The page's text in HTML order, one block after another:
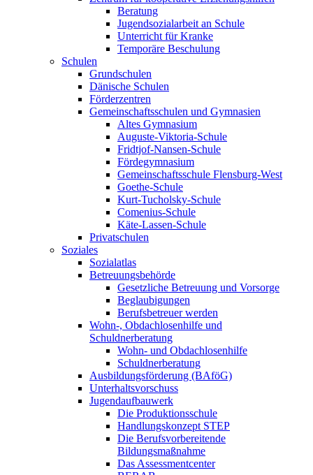
Beratung
Jugendsozialarbeit an Schule
Unterricht für Kranke
Temporäre Beschulung
Schulen
Grundschulen
Dänische Schulen
Förderzentren
Gemeinschaftsschulen und Gymnasien
Altes Gymnasium
Auguste-Viktoria-Schule
Fridtjof-Nansen-Schule
Fördegymnasium
Gemeinschaftsschule Flensburg-West
Goethe-Schule
Kurt-Tucholsky-Schule
Comenius-Schule
Käte-Lassen-Schule
Privatschulen
Soziales
Sozialatlas
Betreuungsbehörde
Gesetzliche Betreuung und Vorsorge
Beglaubigungen
Berufsbetreuer werden
Wohn-, Obdachlosenhilfe und
Schuldnerberatung
Wohn- und Obdachlosenhilfe
Schuldnerberatung
Ausbildungsförderung (BAföG)
Unterhaltsvorschuss
Jugendaufbauwerk
Die Produktionsschule
Handlungskonzept STEP
Die Berufsvorbereitende
Bildungsmaßnahme
Das Assessmentcenter